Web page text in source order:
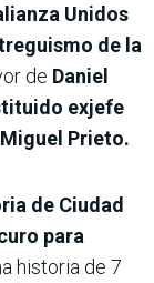
Unidos
de la
de Daniel
exjefe
Prieto.
de Ciudad
para
historia de 7